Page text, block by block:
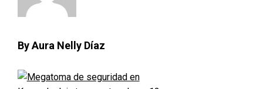
By Aura Nelly Díaz